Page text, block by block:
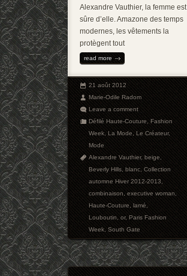
Alexandre Vauthier, la femme est
sûre d’elle. Amazone des temps
modernes, les vêtements la
protègent tout
read more
21 août 2012
Marie-Odile Radom
Leave a comment
Défilé Haute-Couture,Fashion
Week,La Mode,Le Créateur,
Mode
Alexandre Vauthier,beige,
Beverly Hills,blanc,Collection
automne Hiver 2012-2013,
combinaison,executive woman,
Haute-Couture,lamé,
Louboutin,or,Paris Fashion
Week,South Gate